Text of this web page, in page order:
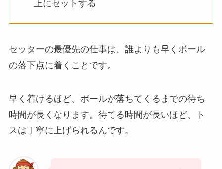
上にセットする
セッターの最優先の仕事は、誰よりも早くボール
の落下点に着くことです。
早く着けるほど、ボールが落ちてくるまでの待ち
時間が長くなります。待てる時間が長いほど、ト
スは丁寧に上げられるんです。